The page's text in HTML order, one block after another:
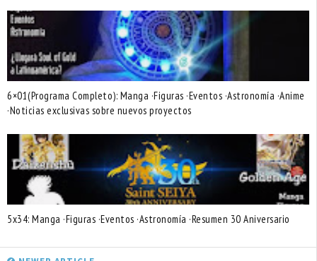
6×01(Programa Completo): Manga ·Figuras ·Eventos ·Astronomía ·Anime
·Noticias exclusivas sobre nuevos proyectos
5x34: Manga ·Figuras ·Eventos ·Astronomía ·Resumen 30 Aniversario